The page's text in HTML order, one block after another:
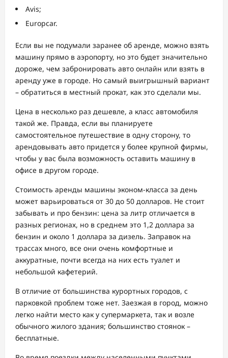
Avis;
Europcar.
Если вы не подумали заранее об аренде, можно взять
машину прямо в аэропорту, но это будет значительно
дороже, чем забронировать авто онлайн или взять в
аренду уже в городе. Но самый выигрышный вариант
– обратиться в местный прокат, как это сделали мы.
Цена в несколько раз дешевле, а класс автомобиля
такой же. Правда, если вы планируете
самостоятельное путешествие в одну сторону, то
арендовывать авто придется у более крупной фирмы,
чтобы у вас была возможность оставить машину в
офисе в другом городе.
Стоимость аренды машины эконом-класса за день
может варьироваться от 30 до 50 долларов. Не стоит
забывать и про бензин: цена за литр отличается в
разных регионах, но в среднем это 1,2 доллара за
бензин и около 1 доллара за дизель. Заправок на
трассах много, все они очень комфортные и
аккуратные, почти всегда на них есть туалет и
небольшой кафетерий.
В отличие от большинства курортных городов, с
парковкой проблем тоже нет. Заезжая в город, можно
легко найти место как у супермаркета, так и возле
обычного жилого здания; большинство стоянок –
бесплатные.